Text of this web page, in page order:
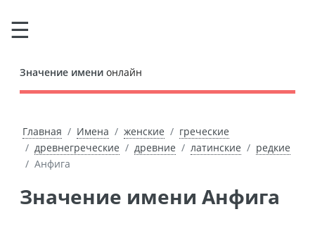
Значение имени онлайн
Главная Имена женские
греческие
древнегреческие
древние латинские
редкие
Анфига
Значение имени Анфига